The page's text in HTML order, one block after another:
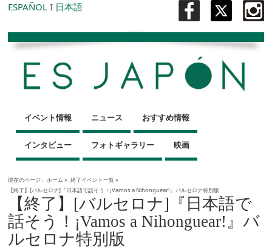
ESPAÑOL I 日本語
イベント情報 ニュース おすすめ情報
インタビュー フォトギャラリー 映画
現在のページ : ホーム » 終了イベント一覧»
【終了】[バルセロナ]『日本語で話そう！¡Vamos a Nihonguear!』バルセロナ特別版
【終了】[バルセロナ]『日本語で
話そう！¡Vamos a Nihonguear!』バ
ルセロナ特別版